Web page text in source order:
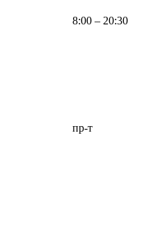
8:00 – 20:30
пр-т